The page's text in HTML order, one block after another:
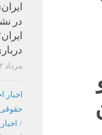
در
مرداد ۱۴, ۱۴۰۵
اخبار
/